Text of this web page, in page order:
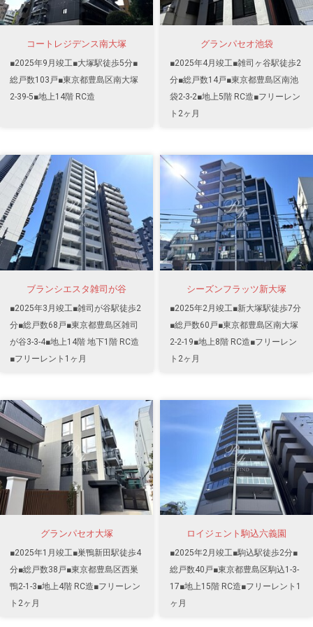
コートレジデンス南大塚
■2025年9月竣工■大塚駅徒歩5分■
総戸数103戸■東京都豊島区南大塚
2-39-5■地上14階 RC造
グランパセオ池袋
■2025年4月竣工■雑司ヶ谷駅徒歩2
分■総戸数14戸■東京都豊島区南池
袋2-3-2■地上5階 RC造■フリーレン
ト2ヶ月
ブランシエスタ雑司が谷
■2025年3月竣工■雑司が谷駅徒歩2
分■総戸数68戸■東京都豊島区雑司
が谷3-3-4■地上14階 地下1階 RC造
■フリーレント1ヶ月
シーズンフラッツ新大塚
■2025年2月竣工■新大塚駅徒歩7分
■総戸数60戸■東京都豊島区南大塚
2-2-19■地上8階 RC造■フリーレン
ト2ヶ月
グランパセオ大塚
■2025年1月竣工■巣鴨新田駅徒歩4
分■総戸数38戸■東京都豊島区西巣
鴨2-1-3■地上4階 RC造■フリーレン
ト2ヶ月
ロイジェント駒込六義園
■2025年2月竣工■駒込駅徒歩2分■
総戸数40戸■東京都豊島区駒込1-3-
17■地上15階 RC造■フリーレント1
ヶ月